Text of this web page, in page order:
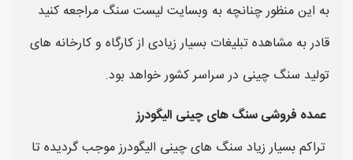
به این منظور چنانچه به وبسایت لیست سنگ مراجعه کنید
قادر به مشاهده تبلیغات بسیار زیادی از کارگاه و کارخانه های
تولید سنگ چینی در سراسر کشور خواهد بود.
عمده فروشی سنگ های چینی الیگودرز
تراکم بسیار زیاد سنگ های چینی الیگودرز موجب گردیده تا